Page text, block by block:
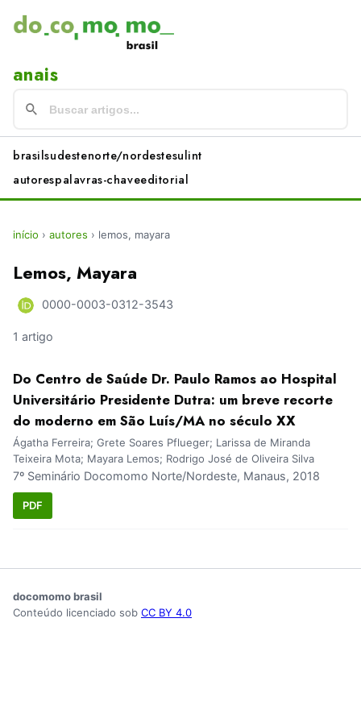
anais
brasilsudestenorte/nordestesulint
autorespalavras-chaveeditorial
início › autores › lemos, mayara
Lemos, Mayara
0000-0003-0312-3543
1 artigo
Do Centro de Saúde Dr. Paulo Ramos ao Hospital
Universitário Presidente Dutra: um breve recorte
do moderno em São Luís/MA no século XX
Ágatha Ferreira; Grete Soares Pflueger; Larissa de Miranda
Teixeira Mota; Mayara Lemos; Rodrigo José de Oliveira Silva
7º Seminário Docomomo Norte/Nordeste, Manaus, 2018
PDF
docomomo brasil
Conteúdo licenciado sob CC BY 4.0